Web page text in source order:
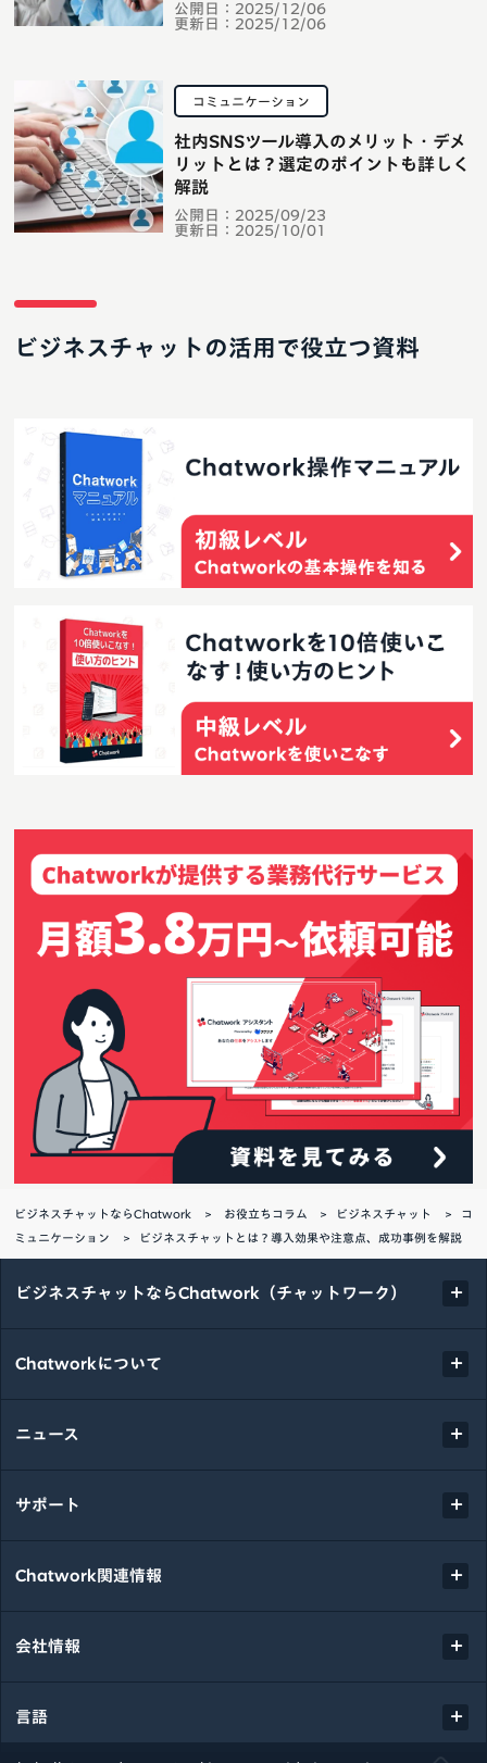
公開日： 2025/12/06
更新日： 2025/12/06
コミュニケーション
公開日： 2025/09/23
更新日： 2025/10/01
社内SNSツール導入のメリット・デメ
リットとは？選定のポイントも詳しく
解説
ビジネスチャットの活用で役立つ資料
ビジネスチャットならChatwork お役立ちコラム ビジネスチャット
コ
ミュニケーション
ビジネスチャットとは？導入効果や注意点、成功事例を解説
ビジネスチャットならChatwork（チャットワーク）
Chatworkについて
ニュース
サポート
Chatwork関連情報
会社情報
言語